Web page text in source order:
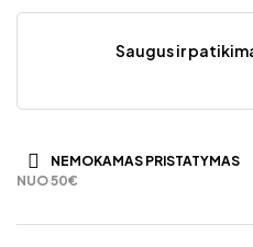
Saugus ir
NEMOKAMAS PRISTATYMAS
NUO 50€